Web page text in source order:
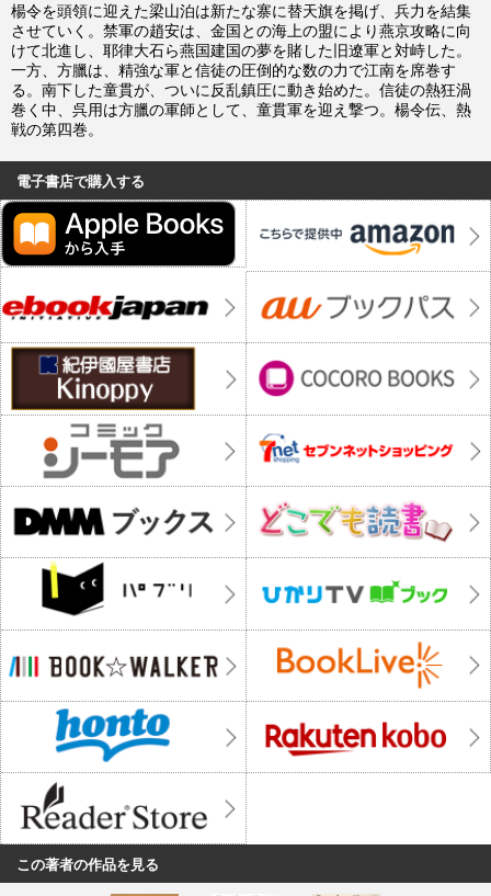
楊令を頭領に迎えた梁山泊は新たな寨に替天旗を掲げ、兵力を結集
させていく。禁軍の趙安は、金国との海上の盟により燕京攻略に向
けて北進し、耶律大石ら燕国建国の夢を賭した旧遼軍と対峙した。
一方、方臘は、精強な軍と信徒の圧倒的な数の力で江南を席巻す
る。南下した童貫が、ついに反乱鎮圧に動き始めた。信徒の熱狂渦
巻く中、呉用は方臘の軍師として、童貫軍を迎え撃つ。楊令伝、熱
戦の第四巻。
電子書店で購入する
この著者の作品を見る